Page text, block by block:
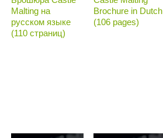
Malting на
русском языке
(110 страниц)
Brochure in Dutch
(106 pages)